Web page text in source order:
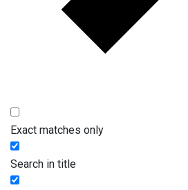
Exact matches only
Search in title